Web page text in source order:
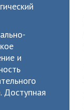
и
Доступная